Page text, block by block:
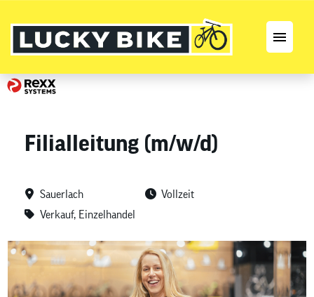
Stellenangebote
Filialleitung (m/w/d)
Sauerlach
Verkauf, Einzelhandel
Vollzeit